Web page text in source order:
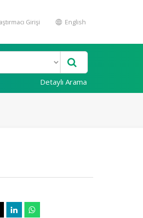
Girişi English
Detaylı Arama